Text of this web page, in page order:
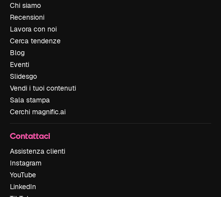
Chi siamo
Recensioni
Lavora con noi
Cerca tendenze
Blog
Eventi
Slidesgo
Vendi i tuoi contenuti
Sala stampa
Cerchi magnific.ai
Contattaci
Assistenza clienti
Instagram
YouTube
LinkedIn